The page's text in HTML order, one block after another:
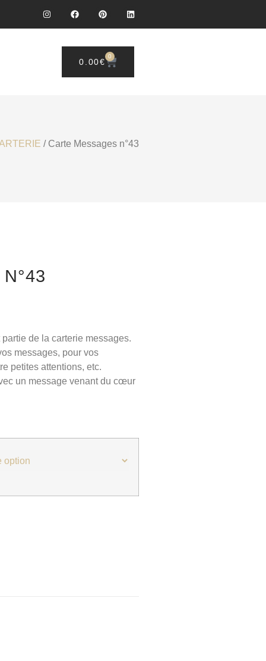
0.00€
0
/ Carte Messages n°43
de la carterie messages.
messages, pour vos
petites attentions, etc.
un message venant du cœur